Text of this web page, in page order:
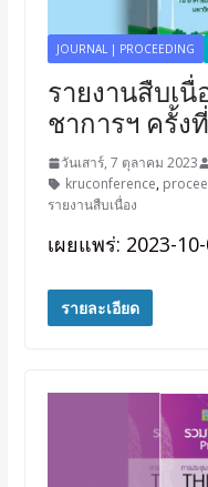
JOURNAL | PROCEEDING
รายงานสืบเ
ชาการฯ ครั้ง
วันเสาร์, 7 ตุลาคม 2023
kruconference,
รายงานสืบเนื่อง
เผยแพร่: 2023-
รายละเอียด